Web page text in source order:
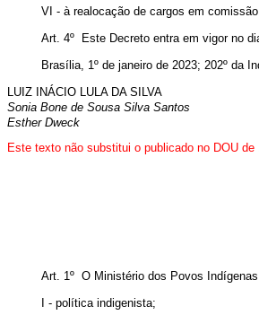
VI - à realocação de cargos em
Art. 4º Este Decreto entra em vigor no
Brasília, 1º de janeiro de 2023; 202º da
LUIZ INÁCIO LULA DA SILVA
Sonia Bone de Sousa Silva Santos
Esther Dweck
Este texto não substitui o publicado no DOU de
Art. 1º O Ministério dos Povos
I - política indigenista;